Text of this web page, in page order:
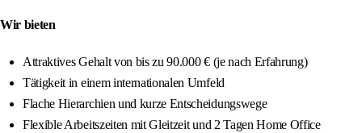
Wir bieten
Attraktives Gehalt von bis zu 90.000 € (je nach Erfahrung)
Tätigkeit in einem internationalen Umfeld
Flache Hierarchien und kurze Entscheidungswege
Flexible Arbeitszeiten mit Gleitzeit und 2 Tagen Home Office